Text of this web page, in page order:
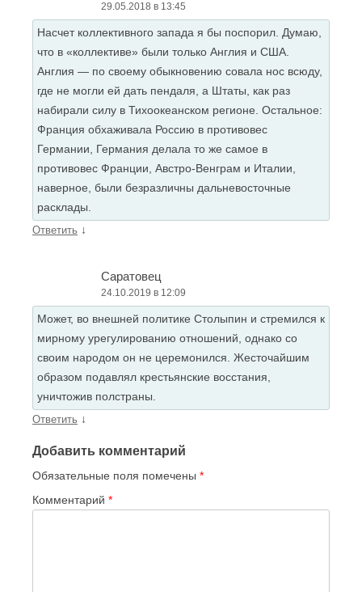
29.05.2018 в 13:45
Насчет коллективного запада я бы поспорил. Думаю,
что в «коллективе» были только Англия и США.
Англия — по своему обыкновению совала нос всюду,
где не могли ей дать пендаля, а Штаты, как раз
набирали силу в Тихоокеанском регионе. Остальное:
Франция обхаживала Россию в противовес
Германии, Германия делала то же самое в
противовес Франции, Австро-Венграм и Италии,
наверное, были безразличны дальневосточные
расклады.
Ответить ↓
Саратовец
24.10.2019 в 12:09
Может, во внешней политике Столыпин и стремился к
мирному урегулированию отношений, однако со
своим народом он не церемонился. Жесточайшим
образом подавлял крестьянские восстания,
уничтожив полстраны.
Ответить ↓
Добавить комментарий
Обязательные поля помечены *
Комментарий *